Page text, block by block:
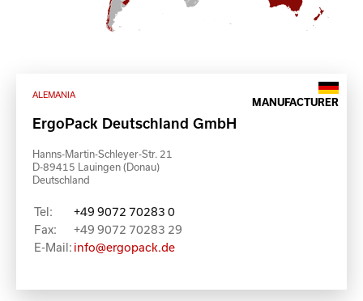
MANUFACTURER
ALEMANIA
ErgoPack Deutschland GmbH
Hanns-Martin-Schleyer-Str. 21
D-89415 Lauingen (Donau)
Deutschland
Tel:
+49 9072 70283 0
Fax:
+49 9072 70283 29
E-Mail: info@ergopack.de